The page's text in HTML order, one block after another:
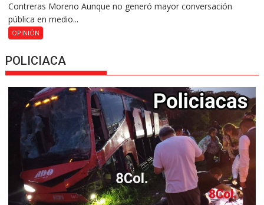
Contreras Moreno Aunque no generó mayor conversación
pública en medio...
OPINIÓN
POLICIACA